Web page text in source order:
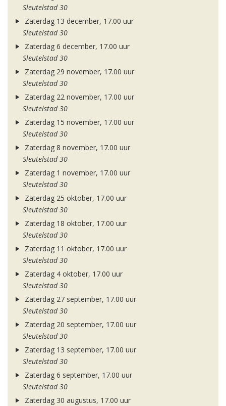
Sleutelstad 30
Zaterdag 13 december, 17.00 uur
Sleutelstad 30
Zaterdag 6 december, 17.00 uur
Sleutelstad 30
Zaterdag 29 november, 17.00 uur
Sleutelstad 30
Zaterdag 22 november, 17.00 uur
Sleutelstad 30
Zaterdag 15 november, 17.00 uur
Sleutelstad 30
Zaterdag 8 november, 17.00 uur
Sleutelstad 30
Zaterdag 1 november, 17.00 uur
Sleutelstad 30
Zaterdag 25 oktober, 17.00 uur
Sleutelstad 30
Zaterdag 18 oktober, 17.00 uur
Sleutelstad 30
Zaterdag 11 oktober, 17.00 uur
Sleutelstad 30
Zaterdag 4 oktober, 17.00 uur
Sleutelstad 30
Zaterdag 27 september, 17.00 uur
Sleutelstad 30
Zaterdag 20 september, 17.00 uur
Sleutelstad 30
Zaterdag 13 september, 17.00 uur
Sleutelstad 30
Zaterdag 6 september, 17.00 uur
Sleutelstad 30
Zaterdag 30 augustus, 17.00 uur